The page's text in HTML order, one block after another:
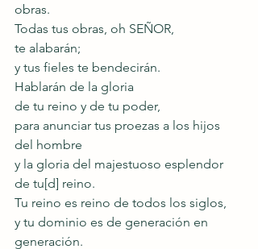
obras.
Todas tus obras, oh SEÑOR,
te alabarán;
y tus fieles te bendecirán.
Hablarán de la gloria
de tu reino y de tu poder,
para anunciar tus proezas a los hijos
del hombre
y la gloria del majestuoso esplendor
de tu[d] reino.
Tu reino es reino de todos los siglos,
y tu dominio es de generación en
generación.